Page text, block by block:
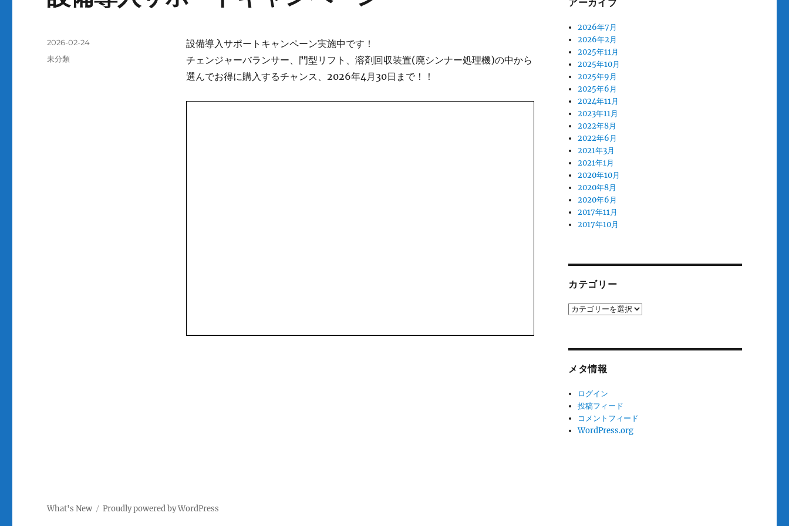
設備導入サポートキャンペーン実施中です！
チェンジャーバランサー、門型リフト、溶剤回収装置(廃シンナー処理機)の中から
選んでお得に購入するチャンス、2026年4月30日まで！！
投
稿
2026-02-24
カ
未分類
アーカイブ
2026年7月
2026年2月
2025年11月
2025年10月
2025年9月
2025年6月
2024年11月
2023年11月
2022年8月
2022年6月
2021年3月
2021年1月
2020年10月
2020年8月
2020年6月
2017年11月
2017年10月
カテゴリー
カ
メタ情報
ログイン
投稿フィード
コメントフィード
WordPress.org
What's New Proudly powered by WordPress